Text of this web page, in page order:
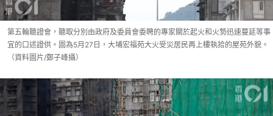
第五輪聽證會，聽取分別由政府及委員會委聘的專家關於起火和火勢迅速蔓延等事
宜的口述證供。圖為5月27日，大埔宏福苑大火受災居民再上樓執拾的屋苑外貌。
（資料圖片/鄭子峰攝）